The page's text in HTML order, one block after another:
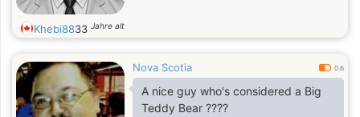
Khebi8833 Jahre alt
Nova Scotia 0.6
A nice guy who's considered a Big
Teddy Bear ????